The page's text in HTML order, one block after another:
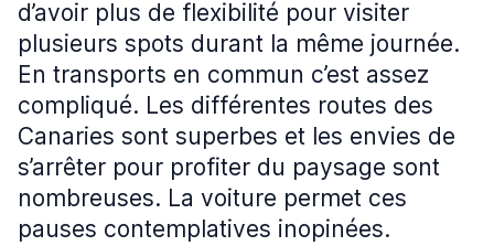
d’avoir plus de flexibilité pour visiter
plusieurs spots durant la même journée.
En transports en commun c’est assez
compliqué. Les différentes routes des
Canaries sont superbes et les envies de
s’arrêter pour profiter du paysage sont
nombreuses. La voiture permet ces
pauses contemplatives inopinées.